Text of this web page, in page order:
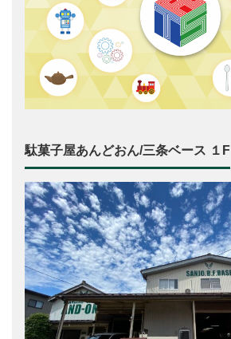
駄菓子屋あんどおん/三条ベース １F